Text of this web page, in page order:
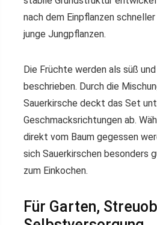
nach dem Einpflanzen
junge Jungpflanzen.
Die Früchte werden als süß
beschrieben. Durch die
Sauerkirsche deckt das Set
Geschmacksrichtungen ab.
direkt vom Baum gegessen
sich Sauerkirschen besonders
zum Einkochen.
Für Garten,